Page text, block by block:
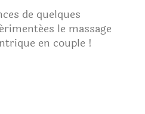
de quelques
le massage
en couple !